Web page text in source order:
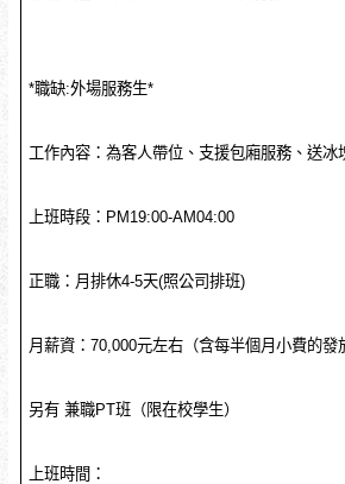
*職缺:外場服務生*
工作內容：為客人帶位、支援包廂服務、送
上班時段：PM19:00-AM04:00
正職：月排休4-5天(照公司排班)
月薪資：70,000元左右（含每半個月小費的發
另有 兼職PT班（限在校學生）
上班時間：